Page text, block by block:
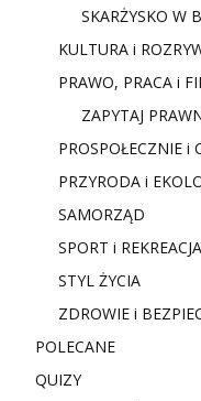
SKARŻYSKO W
KULTURA i
PRAWO, PRACA i
ZAPYTAJ
PROSPOŁECZNIE i
PRZYRODA i
SAMORZĄD
SPORT i REKREACJA
STYL ŻYCIA
ZDROWIE i
POLECANE
QUIZY